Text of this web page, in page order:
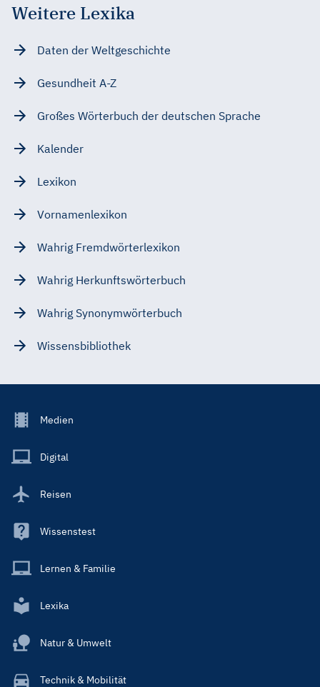
Weitere Lexika
Daten der Weltgeschichte
Gesundheit A-Z
Großes Wörterbuch der deutschen Sprache
Kalender
Lexikon
Vornamenlexikon
Wahrig Fremdwörterlexikon
Wahrig Herkunftswörterbuch
Wahrig Synonymwörterbuch
Wissensbibliothek
Footer
Main
Medien
Digital
Reisen
Wissenstest
Lernen & Familie
Lexika
Natur & Umwelt
Technik & Mobilität